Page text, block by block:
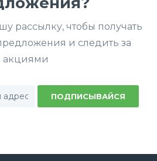
рассылку, чтобы получать
и следить за
акциями
ПОДПИСЫВАЙСЯ